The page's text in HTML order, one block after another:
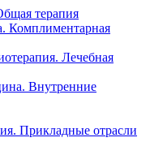
терапия
Комплиментарная
Лечебная
Внутренние
Прикладные отрасли